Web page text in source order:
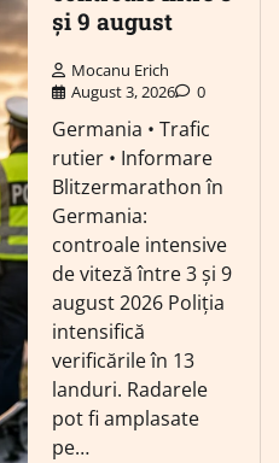
și 9 august
Mocanu Erich
August 3, 2026
0
Germania • Trafic
rutier • Informare
Blitzermarathon în
Germania:
controale intensive
de viteză între 3 și 9
august 2026 Poliția
intensifică
verificările în 13
landuri. Radarele
pot fi amplasate
pe…